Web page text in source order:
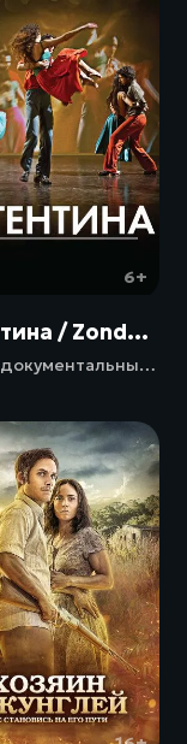
6+
Аргентина / Zonda: folclore argentino (2015)
документальный ,